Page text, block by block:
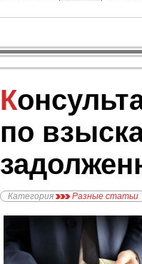
Консультация адвоката
по
Категория Разные статьи